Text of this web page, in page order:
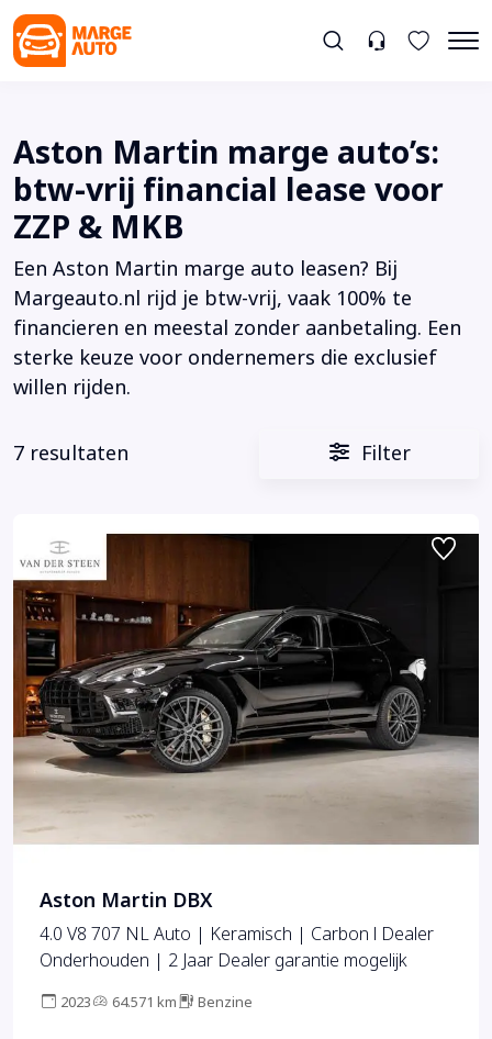
Aston Martin marge auto’s:
btw-vrij financial lease voor
ZZP & MKB
Een Aston Martin marge auto leasen? Bij
Margeauto.nl rijd je btw-vrij, vaak 100% te
financieren en meestal zonder aanbetaling. Een
sterke keuze voor ondernemers die exclusief
willen rijden.
7 resultaten Filter
Aston Martin DBX
4.0 V8 707 NL Auto | Keramisch | Carbon l Dealer
Onderhouden | 2 Jaar Dealer garantie mogelijk
2023 64.571 km Benzine